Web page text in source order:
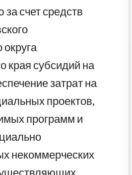
счет средств
края субсидий на
затрат на
проектов,
программ и
некоммерческих